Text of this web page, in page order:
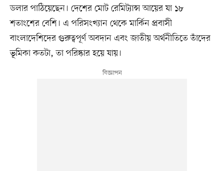
ডলার পাঠিয়েছেন। দেশের মোট রেমিট্যান্স আয়ের যা ১৮
শতাংশের বেশি। এ পরিসংখ্যান থেকে মার্কিন প্রবাসী
বাংলাদেশিদের গুরুত্বপূর্ণ অবদান এবং জাতীয় অর্থনীতিতে তাঁদের
ভূমিকা কতটা, তা পরিষ্কার হয়ে যায়।